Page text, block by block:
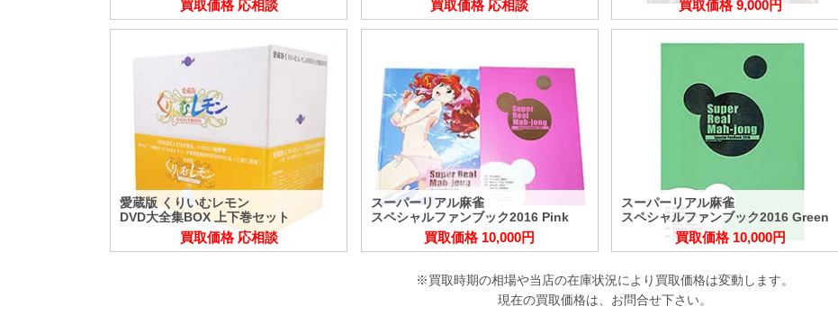
買取価格 応相談 買取価格 応相談 買取価格 9,000円
愛蔵版 くりいむレモン
DVD大全集BOX 上下巻セット
買取価格 応相談
スーパーリアル麻雀
スペシャルファンブック2016 Pink
買取価格 10,000円
スーパーリアル麻雀
スペシャルファンブック2016 Green
買取価格 10,000円
※買取時期の相場や当店の在庫状況により買取価格は変動します。
現在の買取価格は、お問合せ下さい。